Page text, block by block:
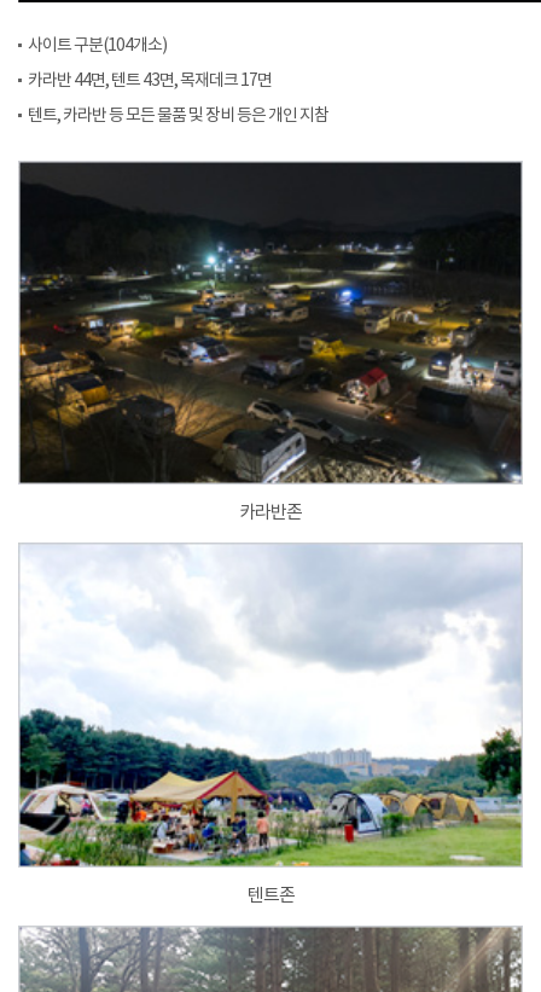
사이트 구분(104개소)
카라반 44면, 텐트 43면, 목재데크 17면
텐트, 카라반 등 모든 물품 및 장비 등은 개인 지참
카라반존
텐트존